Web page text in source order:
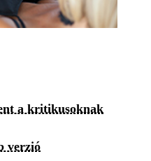
a kritikusoknak
verzió